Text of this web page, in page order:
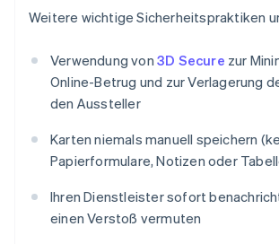
Weitere wichtige Sicherheitspraktiken
Verwendung von 3D Secure zur
Online-Betrug und zur Verlagerung
den Aussteller
Karten niemals manuell speichern
Papierformulare, Notizen oder
Ihren Dienstleister sofort
einen Verstoß vermuten